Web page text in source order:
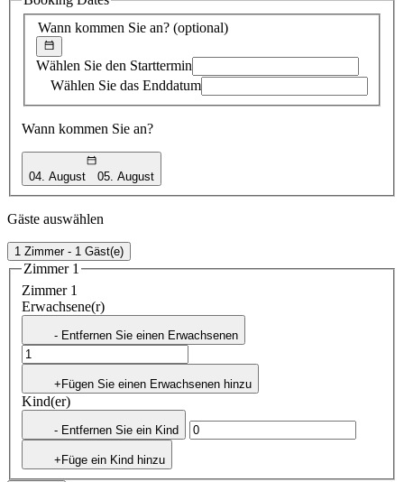
Wann kommen Sie an? (optional)
Wählen Sie den Starttermin
Wählen Sie das Enddatum
Wann kommen Sie an?
04. August 05. August
Gäste auswählen
1 Zimmer - 1 Gäst(e)
Zimmer 1
Zimmer 1
Erwachsene(r)
- Entfernen Sie einen Erwachsenen
+Fügen Sie einen Erwachsenen hinzu
Kind(er)
- Entfernen Sie ein Kind
+Füge ein Kind hinzu